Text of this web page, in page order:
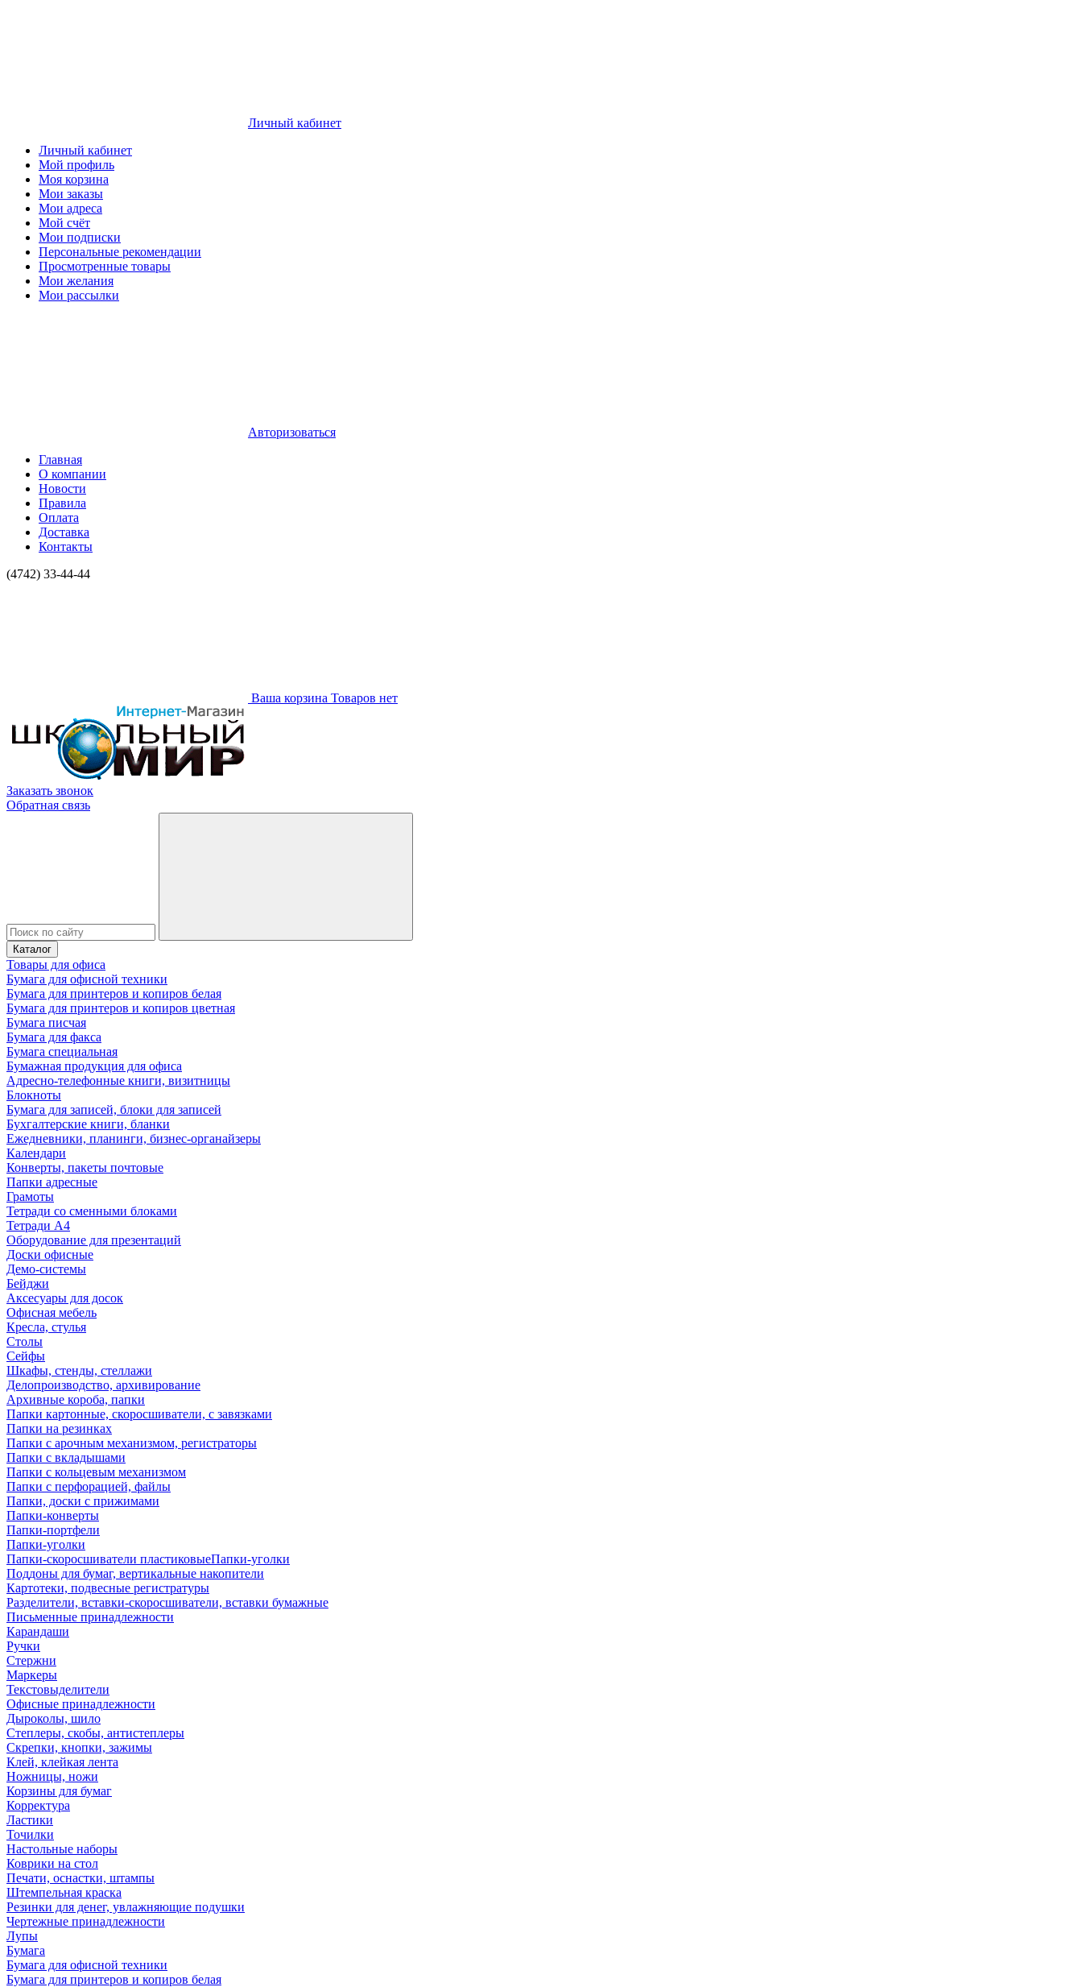
Личный кабинет
Личный кабинет
Мой профиль
Моя корзина
Мои заказы
Мои адреса
Мой счёт
Мои подписки
Персональные рекомендации
Просмотренные товары
Мои желания
Мои рассылки
Авторизоваться
Главная
О компании
Новости
Правила
Оплата
Доставка
Контакты
(4742) 33-44-44
Ваша корзина Товаров нет
Заказать звонок
Обратная связь
Каталог
Товары для офиса
Бумага для офисной техники
Бумага для принтеров и копиров белая
Бумага для принтеров и копиров цветная
Бумага писчая
Бумага для факса
Бумага специальная
Бумажная продукция для офиса
Адресно-телефонные книги, визитницы
Блокноты
Бумага для записей, блоки для записей
Бухгалтерские книги, бланки
Ежедневники, планинги, бизнес-органайзеры
Календари
Конверты, пакеты почтовые
Папки адресные
Грамоты
Тетради со сменными блоками
Тетради А4
Оборудование для презентаций
Доски офисные
Демо-системы
Бейджи
Аксесуары для досок
Офисная мебель
Кресла, стулья
Столы
Сейфы
Шкафы, стенды, стеллажи
Делопроизводство, архивирование
Архивные короба, папки
Папки картонные, скоросшиватели, с завязками
Папки на резинках
Папки с арочным механизмом, регистраторы
Папки с вкладышами
Папки с кольцевым механизмом
Папки с перфорацией, файлы
Папки, доски с прижимами
Папки-конверты
Папки-портфели
Папки-уголки
Папки-скоросшиватели пластиковыеПапки-уголки
Поддоны для бумаг, вертикальные накопители
Картотеки, подвесные регистратуры
Разделители, вставки-скоросшиватели, вставки бумажные
Письменные принадлежности
Карандаши
Ручки
Стержни
Маркеры
Текстовыделители
Офисные принадлежности
Дыроколы, шило
Степлеры, скобы, антистеплеры
Скрепки, кнопки, зажимы
Клей, клейкая лента
Ножницы, ножи
Корзины для бумаг
Корректура
Ластики
Точилки
Настольные наборы
Коврики на стол
Печати, оснастки, штампы
Штемпельная краска
Резинки для денег, увлажняющие подушки
Чертежные принадлежности
Лупы
Бумага
Бумага для офисной техники
Бумага для принтеров и копиров белая